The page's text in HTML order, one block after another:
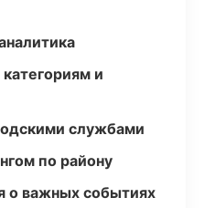
и
службами
по району
о важных событиях